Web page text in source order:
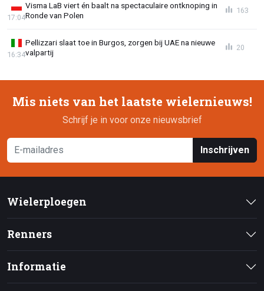
Visma LaB viert én baalt na spectaculaire ontknoping in
Ronde van Polen
17:04
163
Pellizzari slaat toe in Burgos, zorgen bij UAE na nieuwe
valpartij
16:34
20
Mis niets van het laatste wielernieuws!
Schrijf je in voor onze nieuwsbrief
Inschrijven
Wielerploegen
Renners
Informatie